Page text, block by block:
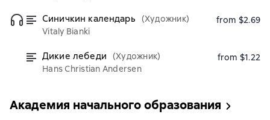
Синичкин календарь
(Художник)
Vitaly Bianki
from $2.69
Дикие лебеди
(Художник)
Hans Christian Andersen
from $1.22
Академия начального образования